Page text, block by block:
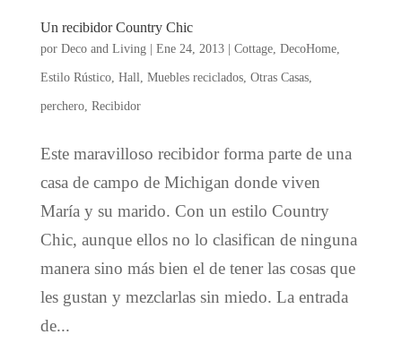
Un recibidor Country Chic
por Deco and Living| Ene 24, 2013| Cottage, DecoHome,
Estilo Rústico, Hall Muebles reciclados, Otras Casas,
perchero, Recibidor
Este maravilloso recibidor forma parte de una
casa de campo de Michigan donde viven
María y su marido. Con un estilo Country
Chic, aunque ellos no lo clasifican de ninguna
manera sino más bien el de tener las cosas que
les gustan y mezclarlas sin miedo. La entrada
de...